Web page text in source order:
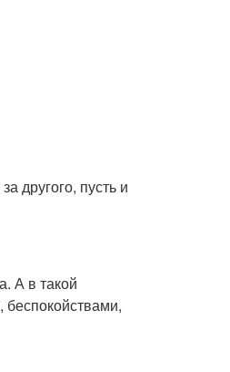
другого, пусть и
А в такой